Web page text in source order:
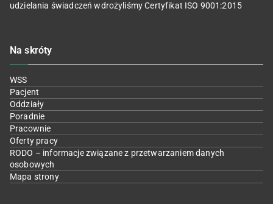
udzielania świadczeń wdrożyliśmy Certyfikat ISO 9001:2015
Na skróty
WSS
Pacjent
Oddziały
Poradnie
Pracownie
Oferty pracy
RODO – informacje związane z przetwarzaniem danych
osobowych
Mapa strony